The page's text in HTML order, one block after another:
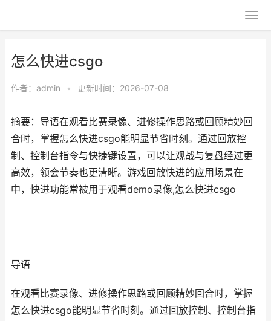
怎么快进csgo
作者： admin • 更新时间：2026-07-08
摘要：导语在观看比赛录像、进修操作思路或回顾精妙回
合时，掌握怎么快进csgo能明显节省时刻。通过回放控
制、控制台指令与快捷键设置，可以让观战与复盘经过更
高效，领会节奏也更清晰。游戏回放快进的应用场景在
中，快进功能常被用于观看demo录像,怎么快进csgo
导语
在观看比赛录像、进修操作思路或回顾精妙回合时，掌握
怎么快进csgo能明显节省时刻。通过回放控制、控制台指